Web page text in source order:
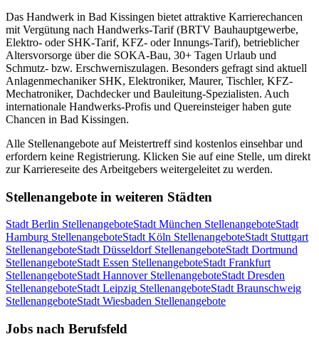
Das Handwerk in Bad Kissingen bietet attraktive Karrierechancen
mit Vergütung nach Handwerks-Tarif (BRTV Bauhauptgewerbe,
Elektro- oder SHK-Tarif, KFZ- oder Innungs-Tarif), betrieblicher
Altersvorsorge über die SOKA-Bau, 30+ Tagen Urlaub und
Schmutz- bzw. Erschwerniszulagen. Besonders gefragt sind aktuell
Anlagenmechaniker SHK, Elektroniker, Maurer, Tischler, KFZ-
Mechatroniker, Dachdecker und Bauleitung-Spezialisten. Auch
internationale Handwerks-Profis und Quereinsteiger haben gute
Chancen in Bad Kissingen.
Alle Stellenangebote auf Meistertreff sind kostenlos einsehbar und
erfordern keine Registrierung. Klicken Sie auf eine Stelle, um direkt
zur Karriereseite des Arbeitgebers weitergeleitet zu werden.
Stellenangebote in weiteren Städten
StadtBerlin StellenangeboteStadtMünchen StellenangeboteStadt
Hamburg StellenangeboteStadtKöln StellenangeboteStadt Stuttgart
StellenangeboteStadtDüsseldorfStellenangeboteStadtDortmund
StellenangeboteStadtEssen StellenangeboteStadtFrankfurt
StellenangeboteStadtHannoverStellenangeboteStadtDresden
StellenangeboteStadtLeipzig StellenangeboteStadtBraunschweig
StellenangeboteStadtWiesbaden Stellenangebote
Jobs nach Berufsfeld